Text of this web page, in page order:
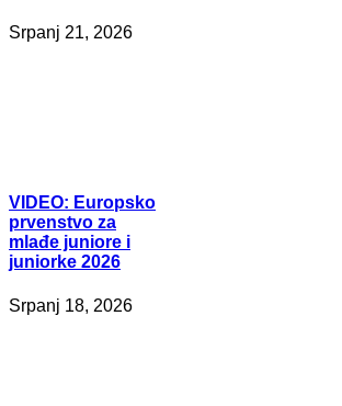
Srpanj 21, 2026
VIDEO: Europsko
prvenstvo za
mlađe juniore i
juniorke 2026
Srpanj 18, 2026